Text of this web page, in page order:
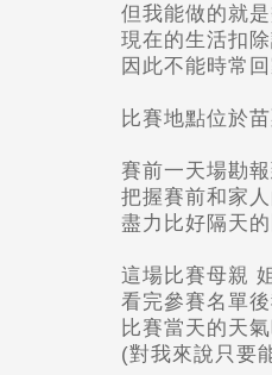
但我能做的就
現在的生活扣
因此不能時常
比賽地點位於
賽前一天場勘
把握賽前和家
盡力比好隔天
這場比賽母親
看完參賽名單
比賽當天的天
(對我來說只要